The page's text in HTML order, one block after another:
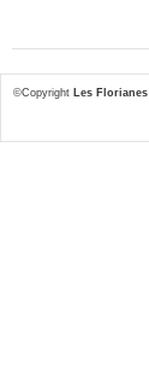
©Copyright Les Florianes